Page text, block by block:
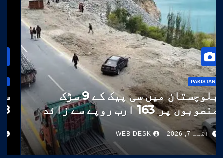
PAKISTAN
بلوچستان میں سی پیک کے 9 سڑک
منصوبوں پر 163 ارب روپے سے زائد
خرچ
اگست 7, 2026 WEB DESK